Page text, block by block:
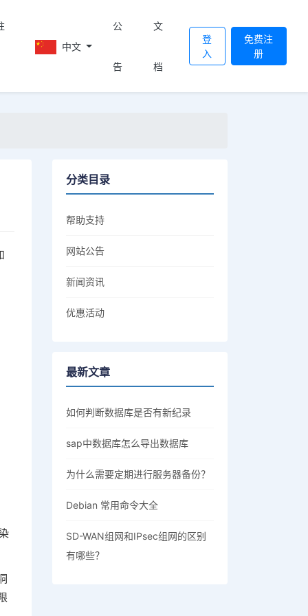
中文
公
告
文
档
登
入
免费注
册
分类目录
帮助支持
网站公告
新闻资讯
优惠活动
最新文章
如何判断数据库是否有新纪录
sap中数据库怎么导出数据库
为什么需要定期进行服务器备份？
Debian 常用命令大全
SD-WAN组网和IPsec组网的区别
有哪些？